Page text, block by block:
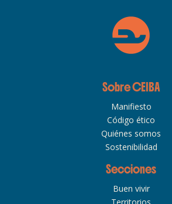
Sobre CEIBA
Manifiesto
Código ético
Quiénes somos
Sostenibilidad
Secciones
Buen vivir